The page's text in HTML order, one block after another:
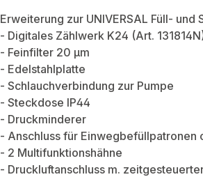
Erweiterung zur UNIVERSAL Füll-
- Digitales Zählwerk K24 (Art.
- Feinfilter 20 µm
- Edelstahlplatte
- Schlauchverbindung zur Pumpe
- Steckdose IP44
- Druckminderer
- Anschluss für Einwegbefüllpatronen
- 2 Multifunktionshähne
- Druckluftanschluss m.